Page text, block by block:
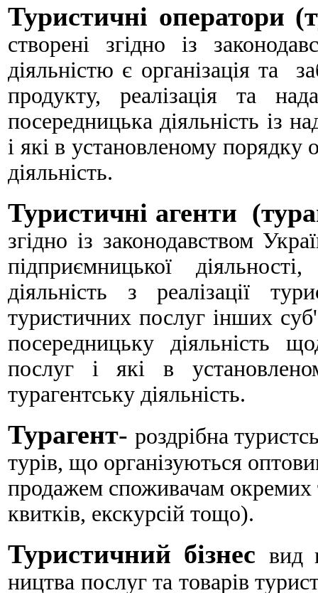
Туристичні оператори
створені згідно із
діяльністю є організація та
продукту, реалізація та
посередницька діяльність із
і які в установленому порядку
діяльність.
Туристичні агенти
згідно із законодавством
підприємницької
діяльність з реалізації
туристичних послуг інших
посередницьку діяльність
послуг і які в
турагентську діяльність.
Турагент- роздрібна
турів, що організуються
продажем споживачам окремих
квитків, екскурсій тощо).
Туристичний бізнес вид
ництва послуг та товарів